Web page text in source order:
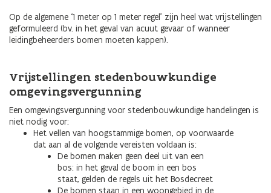
Op de algemene ‘1 meter op 1 meter regel’ zijn heel wat vrijstellingen
geformuleerd (bv. in het geval van acuut gevaar of wanneer
leidingbeheerders bomen moeten kappen).
Vrijstellingen stedenbouwkundige
omgevingsvergunning
Een omgevingsvergunning voor stedenbouwkundige handelingen is
niet nodig voor:
Het vellen van hoogstammige bomen, op voorwaarde
dat aan al de volgende vereisten voldaan is:
De bomen maken geen deel uit van een
bos: in het geval de boom in een bos
staat, gelden de regels uit het Bosdecreet
De bomen staan in een woongebied in de